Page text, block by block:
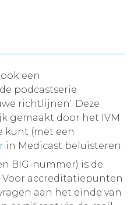
een
podcastserie
richtlijnen'. Deze
gemaakt door het IVM
kunt (met een
in Medicast beluisteren.
BIG-nummer) is de
accreditatiepunten
aan het einde van